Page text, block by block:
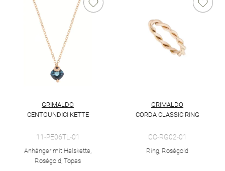
GRIMALDO
CENTOUNDICI KETTE
11-PE06TL-01
Anhänger mit Halskette,
Roségold, Topas
GRIMALDO
CORDA CLASSIC RING
CO-RG02-01
Ring, Roségold